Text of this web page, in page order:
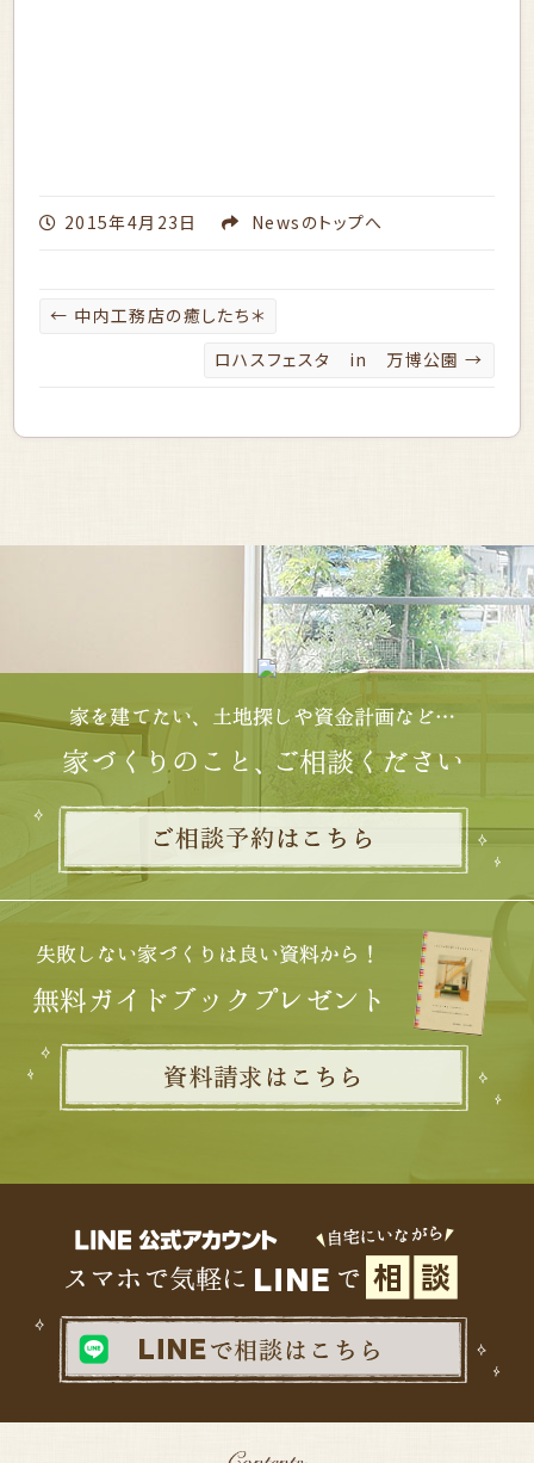
2015年4月23日 News のトップへ
← 中内工務店の癒したち＊
ロハスフェスタ in 万博公園→